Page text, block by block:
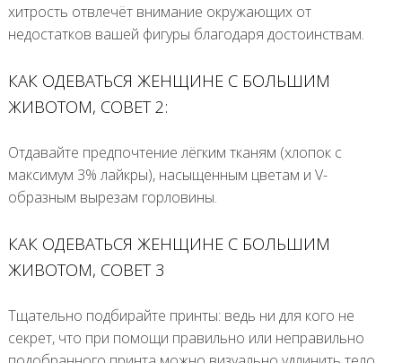
хитрость отвлечёт внимание окружающих от
недостатков вашей фигуры благодаря достоинствам.
КАК ОДЕВАТЬСЯ ЖЕНЩИНЕ С БОЛЬШИМ
ЖИВОТОМ, СОВЕТ 2:
Отдавайте предпочтение лёгким тканям (хлопок с
максимум 3% лайкры), насыщенным цветам и V-
образным вырезам горловины.
КАК ОДЕВАТЬСЯ ЖЕНЩИНЕ С БОЛЬШИМ
ЖИВОТОМ, СОВЕТ 3
Тщательно подбирайте принты: ведь ни для кого не
секрет, что при помощи правильно или неправильно